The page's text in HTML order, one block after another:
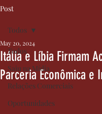
Post
Todos
Saiu na Mídia
Relações Comerciais
Oportunidades
Todos
Itália e Líbia Firmam
Parceria Econômica e
May 20, 2024